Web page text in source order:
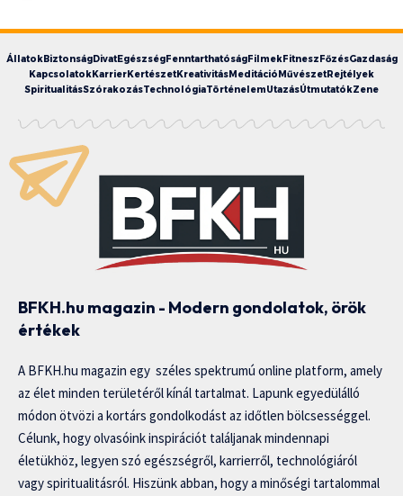
ÁllatokBiztonságDivatEgészségFenntarthatóságFilmekFitneszFőzésGazdaság
KapcsolatokKarrierKertészetKreativitásMeditációMűvészetRejtélyek
SpiritualitásSzórakozásTechnológiaTörténelemUtazásÚtmutatókZene
BFKH.hu magazin - Modern gondolatok, örök
értékek
A BFKH.hu magazin egy széles spektrumú online platform, amely
az élet minden területéről kínál tartalmat. Lapunk egyedülálló
módon ötvözi a kortárs gondolkodást az időtlen bölcsességgel.
Célunk, hogy olvasóink inspirációt találjanak mindennapi
életükhöz, legyen szó egészségről, karrierről, technológiáról
vagy spiritualitásról. Hiszünk abban, hogy a minőségi tartalommal